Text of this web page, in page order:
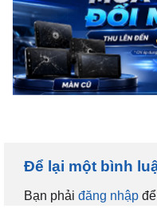
Để lại một bình
Bạn phải đăng nhập